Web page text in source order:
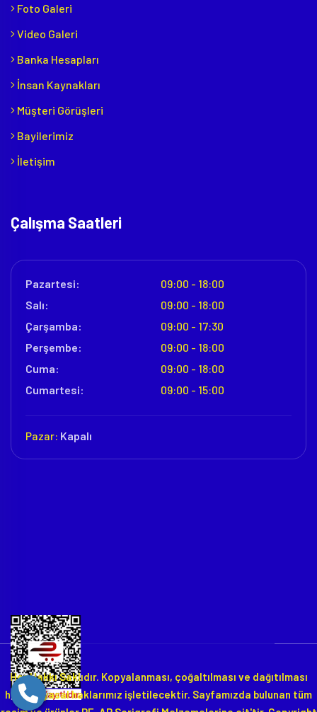
Foto Galeri
Video Galeri
Banka Hesapları
İnsan Kaynakları
Müşteri Görüşleri
Bayilerimiz
İletişim
Çalışma Saatleri
Pazartesi:
09:00 - 18:00
Salı:
09:00 - 18:00
Çarşamba:
09:00 - 17:30
Perşembe:
09:00 - 18:00
Cuma:
09:00 - 18:00
Cumartesi:
09:00 - 15:00
Pazar: Kapalı
Her Hakkı Saklıdır. Kopyalanması, çoğaltılması ve dağıtılması
halinde yasal haklarımız işletilecektir. Sayfamızda bulunan tüm